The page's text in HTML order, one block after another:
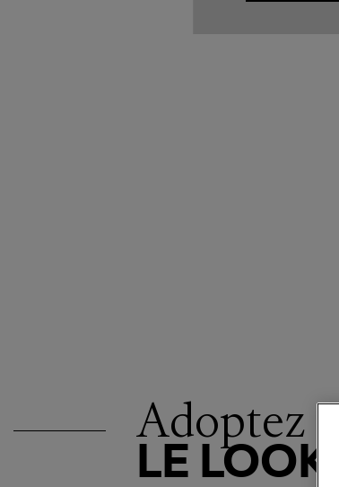
Adoptez
LE LOOK